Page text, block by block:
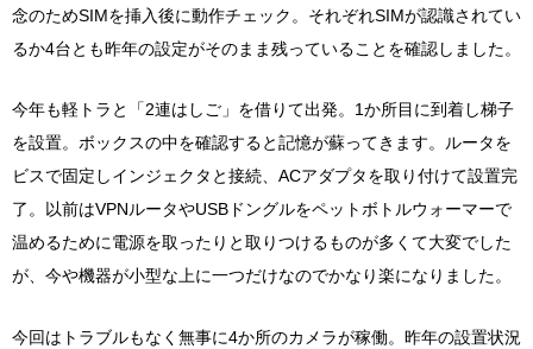
念のためSIMを挿入後に動作チェック。それぞれSIMが認識されてい
るか4台とも昨年の設定がそのまま残っていることを確認しました。
今年も軽トラと「2連はしご」を借りて出発。1か所目に到着し梯子
を設置。ボックスの中を確認すると記憶が蘇ってきます。ルータを
ビスで固定しインジェクタと接続、ACアダプタを取り付けて設置完
了。以前はVPNルータやUSBドングルをペットボトルウォーマーで
温めるために電源を取ったりと取りつけるものが多くて大変でした
が、今や機器が小型な上に一つだけなのでかなり楽になりました。
今回はトラブルもなく無事に4か所のカメラが稼働。昨年の設置状況